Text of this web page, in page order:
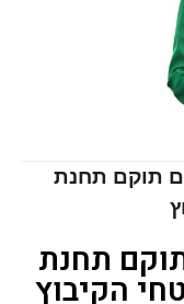
תוקם תחנת
תחנת
הקיבוץ